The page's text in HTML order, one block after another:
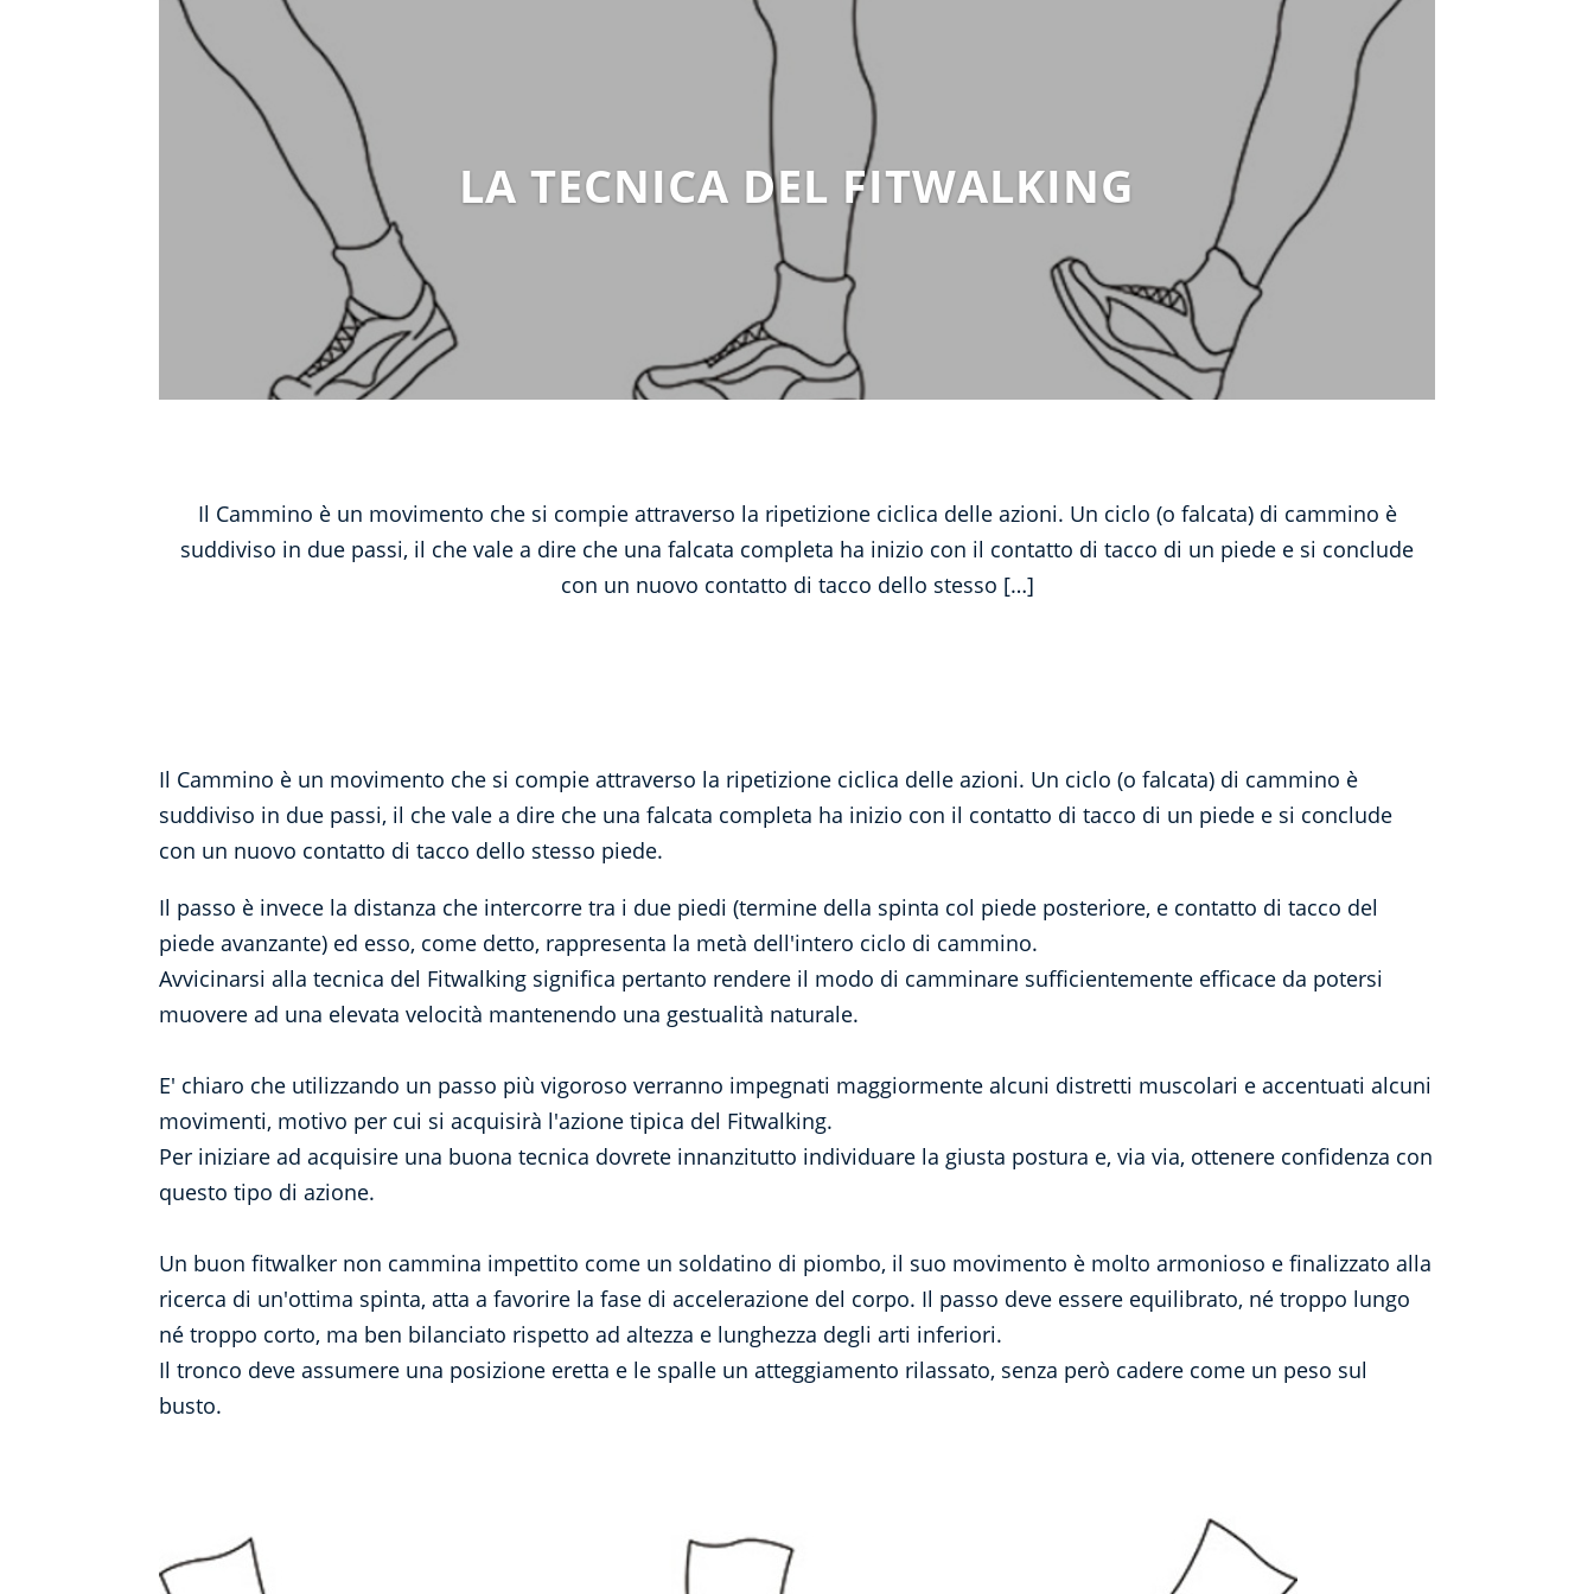
LA TECNICA DEL FITWALKING
Il Cammino è un movimento che si compie attraverso la ripetizione ciclica delle azioni. Un ciclo (o falcata) di cammino è
suddiviso in due passi, il che vale a dire che una falcata completa ha inizio con il contatto di tacco di un piede e si conclude
con un nuovo contatto di tacco dello stesso […]
Il Cammino è un movimento che si compie attraverso la ripetizione ciclica delle azioni. Un ciclo (o falcata) di cammino è
suddiviso in due passi, il che vale a dire che una falcata completa ha inizio con il contatto di tacco di un piede e si conclude
con un nuovo contatto di tacco dello stesso piede.
Il passo è invece la distanza che intercorre tra i due piedi (termine della spinta col piede posteriore, e contatto di tacco del
piede avanzante) ed esso, come detto, rappresenta la metà dell'intero ciclo di cammino.
Avvicinarsi alla tecnica del Fitwalking significa pertanto rendere il modo di camminare sufficientemente efficace da potersi
muovere ad una elevata velocità mantenendo una gestualità naturale.
E' chiaro che utilizzando un passo più vigoroso verranno impegnati maggiormente alcuni distretti muscolari e accentuati alcuni
movimenti, motivo per cui si acquisirà l'azione tipica del Fitwalking.
Per iniziare ad acquisire una buona tecnica dovrete innanzitutto individuare la giusta postura e, via via, ottenere confidenza con
questo tipo di azione.
Un buon fitwalker non cammina impettito come un soldatino di piombo, il suo movimento è molto armonioso e finalizzato alla
ricerca di un'ottima spinta, atta a favorire la fase di accelerazione del corpo. Il passo deve essere equilibrato, né troppo lungo
né troppo corto, ma ben bilanciato rispetto ad altezza e lunghezza degli arti inferiori.
Il tronco deve assumere una posizione eretta e le spalle un atteggiamento rilassato, senza però cadere come un peso sul
busto.